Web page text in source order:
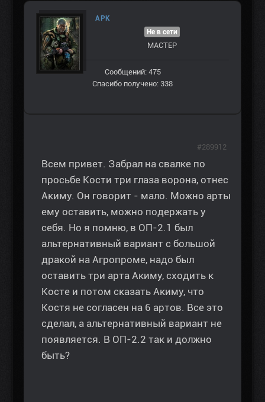
АРК
Не в сети
МАСТЕР
Сообщений: 475
Спасибо получено: 338
Всем привет. Забрал на свалке по
просьбе Кости три глаза ворона, отнес
Акиму. Он говорит - мало. Можно арты
ему оставить, можно подержать у
себя. Но я помню, в ОП-2.1 был
альтернативный вариант с большой
дракой на Агропроме, надо был
оставить три арта Акиму, сходить к
Косте и потом сказать Акиму, что
Костя не согласен на 6 артов. Все это
сделал, а альтернативный вариант не
появляется. В ОП-2.2 так и должно
быть?
#289912